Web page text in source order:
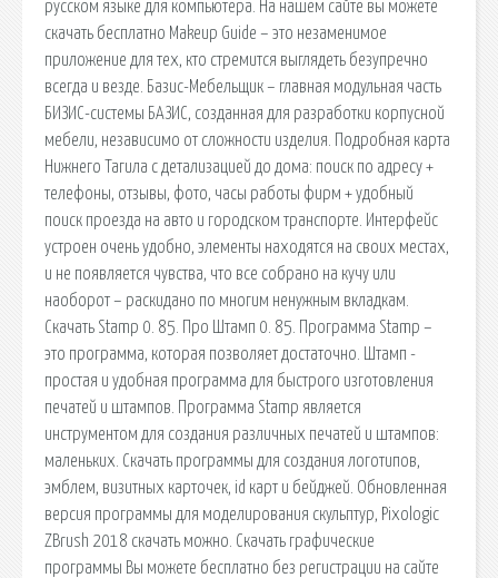
русском языке для компьютера. На нашем сайте вы можете
скачать бесплатно Makeup Guide – это незаменимое
приложение для тех, кто стремится выглядеть безупречно
всегда и везде. Базис-Мебельщик – главная модульная часть
БИЗИС-системы БАЗИС, созданная для разработки корпусной
мебели, независимо от сложности изделия. Подробная карта
Нижнего Тагила с детализацией до дома: поиск по адресу +
телефоны, отзывы, фото, часы работы фирм + удобный
поиск проезда на авто и городском транспорте. Интерфейс
устроен очень удобно, элементы находятся на своих местах,
и не появляется чувства, что все собрано на кучу или
наоборот – раскидано по многим ненужным вкладкам.
Скачать Stamp 0. 85. Про Штамп 0. 85. Программа Stamp –
это программа, которая позволяет достаточно. Штамп -
простая и удобная программа для быстрого изготовления
печатей и штампов. Программа Stamp является
инструментом для создания различных печатей и штампов:
маленьких. Скачать программы для создания логотипов,
эмблем, визитных карточек, id карт и бейджей. Обновленная
версия программы для моделирования скульптур, Pixologic
ZBrush 2018 скачать можно. Скачать графические
программы Вы можете бесплатно без регистрации на сайте